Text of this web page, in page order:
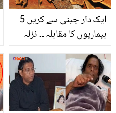
ایک دار چینی سے کریں 5
بیماریوں کا مقابلہ ۔۔ نزلہ
زکام یا ہو گلا خراب دار
چینی کو کریں اس طریقے
سے استعمال